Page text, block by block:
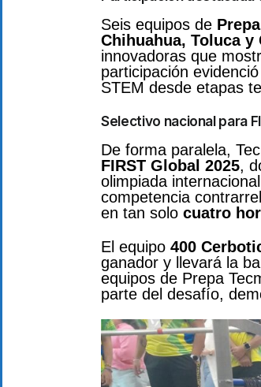
Seis equipos de
Chihuahua, Toluca y
innovadoras que
participación
STEM desde etapas
Selectivo nacional para
De forma paralela,
FIRST Global 2025,
olimpiada
competencia
en tan solo cuatro
El equipo 400
ganador y llevará la
equipos de Prepa
parte del desafío,